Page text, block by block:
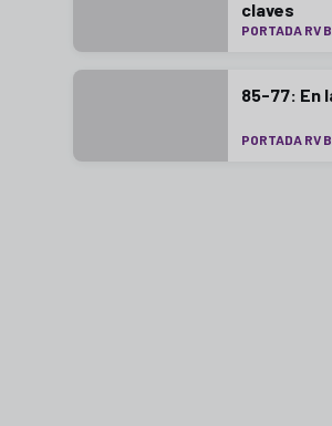
claves
PORTADA RV
85-77: En
PORTADA RV